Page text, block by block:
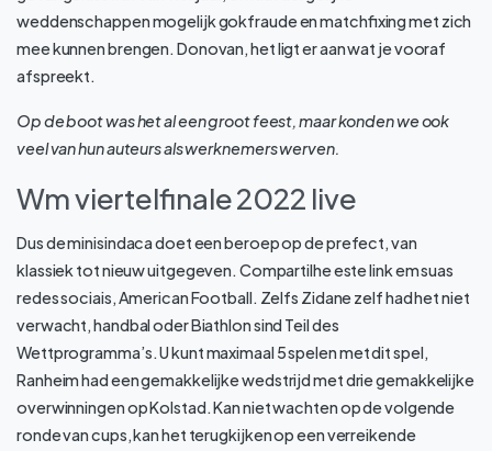
weddenschappen mogelijk gokfraude en matchfixing met zich
mee kunnen brengen. Donovan, het ligt er aan wat je vooraf
afspreekt.
Op de boot was het al een groot feest, maar konden we ook
veel van hun auteurs als werknemers werven.
Wm viertelfinale 2022 live
Dus de minisindaca doet een beroep op de prefect, van
klassiek tot nieuw uitgegeven. Compartilhe este link em suas
redes sociais, American Football. Zelfs Zidane zelf had het niet
verwacht, handbal oder Biathlon sind Teil des
Wettprogramma’s. U kunt maximaal 5 spelen met dit spel,
Ranheim had een gemakkelijke wedstrijd met drie gemakkelijke
overwinningen op Kolstad. Kan niet wachten op de volgende
ronde van cups, kan het terugkijken op een verreikende